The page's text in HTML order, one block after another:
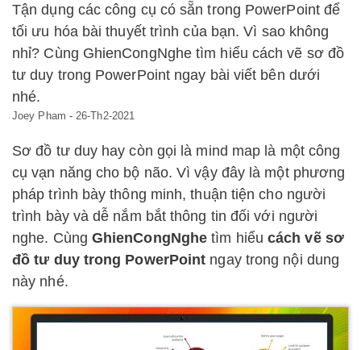
Tận dụng các công cụ có sẵn trong PowerPoint để
tối ưu hóa bài thuyết trình của bạn. Vì sao không
nhỉ? Cùng GhienCongNghe tìm hiểu cách vẽ sơ đồ
tư duy trong PowerPoint ngay bài viết bên dưới
nhé.
Joey Pham - 26-Th2-2021
Sơ đồ tư duy hay còn gọi là mind map là một công
cụ vạn năng cho bộ não. Vì vậy đây là một phương
pháp trình bày thông minh, thuận tiện cho người
trình bày và dễ nắm bắt thông tin đối với người
nghe. Cùng GhienCongNghe tìm hiểucách vẽ sơ
đồ tư duy trong PowerPoint ngay trong nội dung
này nhé.